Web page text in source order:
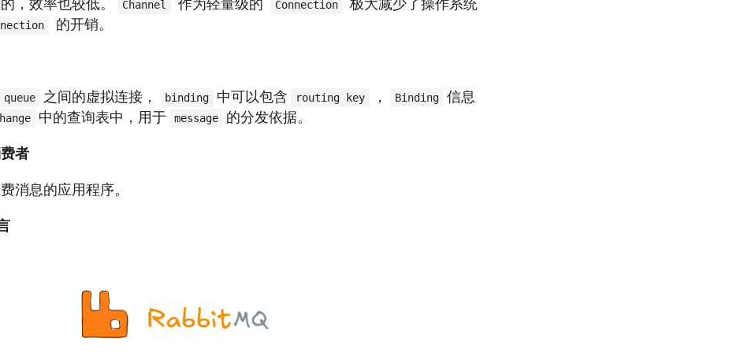
Channel Connection
的开销。
queue 之间的虚拟连接， binding 中可以包含 routing key ， Binding
信息
中的查询表中，用于 message
的分发依据。
者
消息的应用程序。